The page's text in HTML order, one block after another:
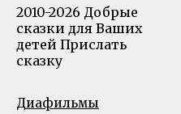
2010-2026 Добрые
сказки для Ваших
детей Прислать
сказку
Диафильмы